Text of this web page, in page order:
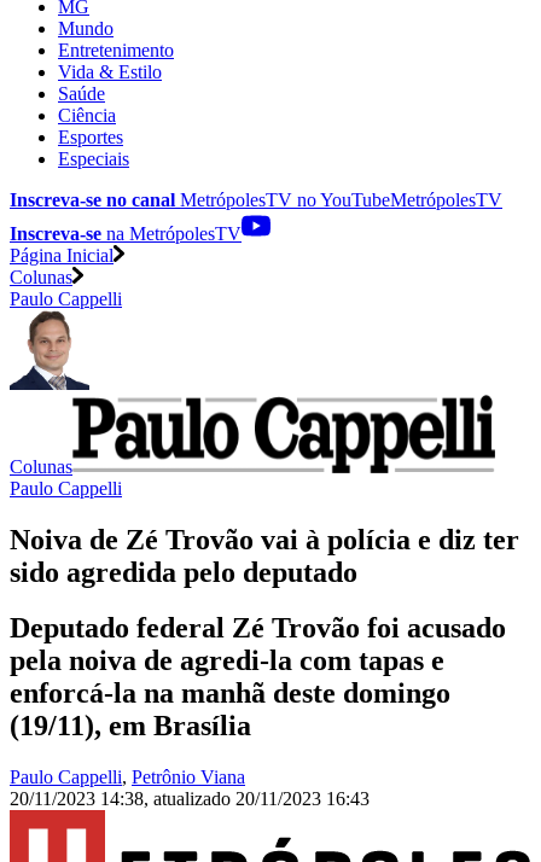
MG
Mundo
Entretenimento
Vida & Estilo
Saúde
Ciência
Esportes
Especiais
Inscreva-se no canal MetrópolesTV noYouTubeMetrópolesTV
Inscreva-se na MetrópolesTV
Página Inicial
Colunas
Paulo Cappelli
Colunas
Paulo Cappelli
Noiva de Zé Trovão vai à polícia e diz ter
sido agredida pelo deputado
Deputado federal Zé Trovão foi acusado
pela noiva de agredi-la com tapas e
enforcá-la na manhã deste domingo
(19/11), em Brasília
Paulo Cappelli, Petrônio Viana
20/11/2023 14:38, atualizado 20/11/2023 16:43